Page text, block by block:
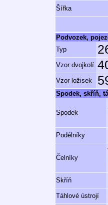
Šířka
Podvozek,
Typ
Vzor dvojkolí
Vzor ložisek
Spodek, skříň,
Spodek
Podélníky
Čelníky
Skříň
Táhlové ústrojí